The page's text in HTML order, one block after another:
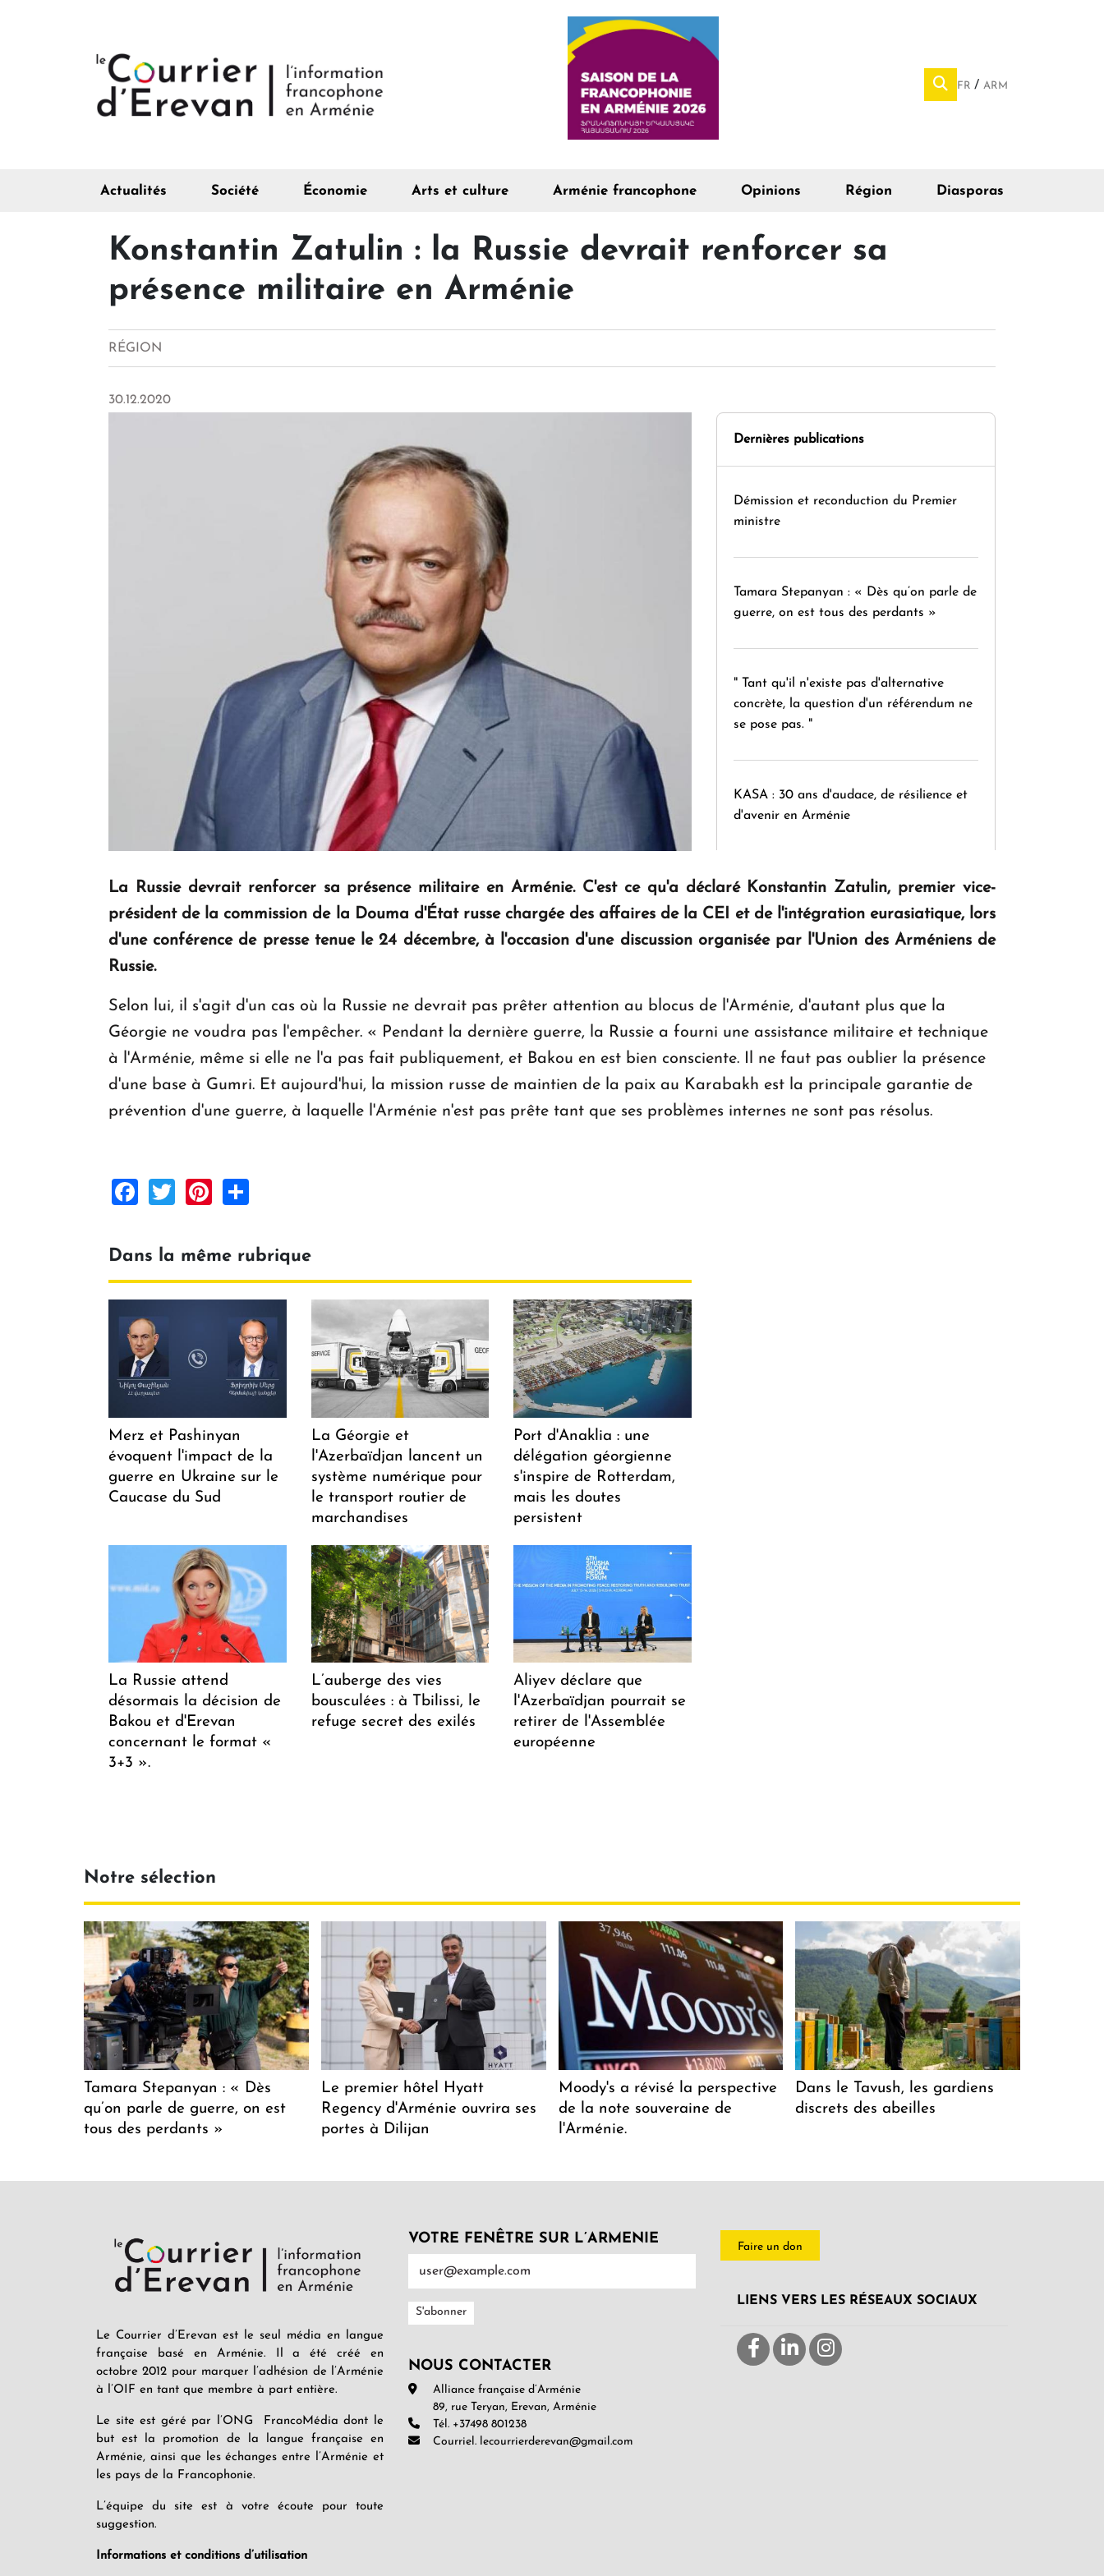
FR ARM
Actualités Société Économie Arts et culture Arménie francophone Opinions Région Diasporas
Konstantin Zatulin : la Russie devrait renforcer sa
présence militaire en Arménie
RÉGION
30.12.2020
Dernières publications
Démission et reconduction du Premier
ministre
Tamara Stepanyan : « Dès qu’on parle de
guerre, on est tous des perdants »
" Tant qu'il n'existe pas d'alternative
concrète, la question d'un référendum ne
se pose pas. "
KASA : 30 ans d'audace, de résilience et
d'avenir en Arménie
Le premier hôtel Hyatt Regency
d'Arménie ouvrira ses portes à Dilijan
La Russie devrait renforcer sa présence militaire en Arménie. C'est ce qu'a déclaré Konstantin Zatulin, premier vice-
président de la commission de la Douma d'État russe chargée des affaires de la CEI et de l'intégration eurasiatique, lors
d'une conférence de presse tenue le 24 décembre, à l'occasion d'une discussion organisée par l'Union des Arméniens de
Russie.
Selon lui, il s'agit d'un cas où la Russie ne devrait pas prêter attention au blocus de l'Arménie, d'autant plus que la
Géorgie ne voudra pas l'empêcher. « Pendant la dernière guerre, la Russie a fourni une assistance militaire et technique
à l'Arménie, même si elle ne l'a pas fait publiquement, et Bakou en est bien consciente. Il ne faut pas oublier la présence
d'une base à Gumri. Et aujourd'hui, la mission russe de maintien de la paix au Karabakh est la principale garantie de
prévention d'une guerre, à laquelle l'Arménie n'est pas prête tant que ses problèmes internes ne sont pas résolus.
Facebook
TwitterPinterest
Dans la même rubrique
Merz et Pashinyan
évoquent l'impact de la
guerre en Ukraine sur le
Caucase du Sud
La Géorgie et
l'Azerbaïdjan lancent un
système numérique pour
le transport routier de
marchandises
Port d'Anaklia : une
délégation géorgienne
s'inspire de Rotterdam,
mais les doutes
persistent
La Russie attend
désormais la décision de
Bakou et d'Erevan
concernant le format «
3+3 ».
L’auberge des vies
bousculées : à Tbilissi, le
refuge secret des exilés
Aliyev déclare que
l'Azerbaïdjan pourrait se
retirer de l'Assemblée
européenne
Notre sélection
Tamara Stepanyan : « Dès
qu’on parle de guerre, on est
tous des perdants »
Le premier hôtel Hyatt
Regency d'Arménie ouvrira ses
portes à Dilijan
Moody's a révisé la perspective
de la note souveraine de
l'Arménie.
Dans le Tavush, les gardiens
discrets des abeilles
Le Courrier d’Erevan est le seul média en langue
française basé en Arménie. Il a été créé en
octobre 2012 pour marquer l’adhésion de l’Arménie
à l’OIF en tant que membre à part entière.
Le site est géré par l’ONG FrancoMédia dont le
but est la promotion de la langue française en
Arménie, ainsi que les échanges entre l’Arménie et
les pays de la Francophonie.
L’équipe du site est à votre écoute pour toute
suggestion.
Informations et conditions d’utilisation
VOTRE FENÊTRE SUR L’ARMENIE
NOUS CONTACTER
Alliance française d’Arménie
89, rue Teryan, Erevan, Arménie
Tél. +37498 801238
Courriel. lecourrierderevan@gmail.com
Faire un don
LIENS VERS LES RÉSEAUX SOCIAUX